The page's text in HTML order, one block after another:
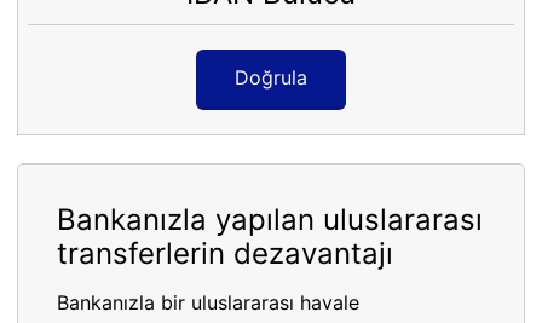
Doğrula
Bankanızla yapılan uluslararası
transferlerin dezavantajı
Bankanızla bir uluslararası havale